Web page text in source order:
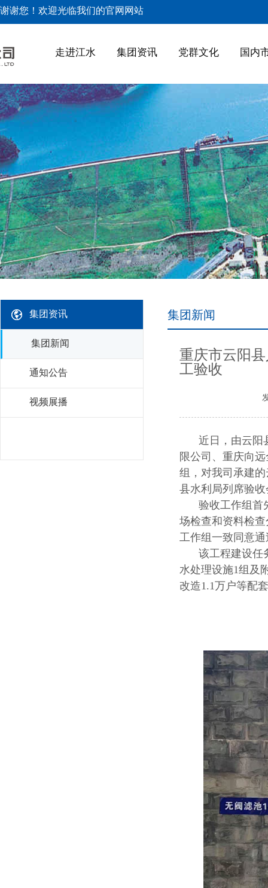
谢谢您！欢迎光临我们的官网网站
走进江水 集团资讯 党群文化 国内
集团资讯
集团新闻
通知公告
视频展播
集团新闻
重庆市云阳
工验收
近日，由云阳
限公司、重庆向
组，对我司承建
县水利局列席验
验收工作组首
场检查和资料检
工作组一致同意
该工程建设任
水处理设施1组及
改造1.1万户等配